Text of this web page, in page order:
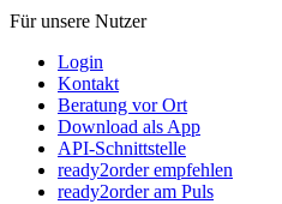
Für unsere Nutzer
Login
Kontakt
Beratung vor Ort
Download als App
API-Schnittstelle
ready2order empfehlen
ready2order am Puls